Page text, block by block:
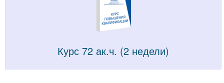
Курс 72 ак.ч. (2 недели)